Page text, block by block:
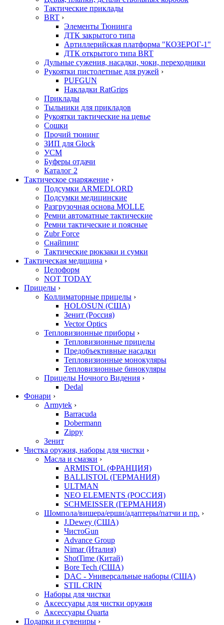
Тактические приклады
BRT ›
Элементы Тюнинга
ДТК закрытого типа
Артиллерийская платформа "КОЗЕРОГ-1"
ДТК открытого типа BRT
Дульные сужения, насадки, чоки, переходники
Рукоятки пистолетные для ружей ›
PUFGUN
Накладки RatGrips
Приклады
Тыльники для прикладов
Рукоятки тактические на цевье
Сошки
Прочий тюнинг
ЗИП для Glock
УСМ
Буферы отдачи
Каталог 2
Тактическое снаряжение ›
Подсумки ARMEDLORD
Подсумки медицинские
Разгрузочная основа MOLLE
Ремни автоматные тактические
Ремни тактические и поясные
Zubr Force
Снайпинг
Тактические рюкзаки и сумки
Тактическая медицина ›
Целоформ
NOT TODAY
Прицелы ›
Коллиматорные прицелы ›
HOLOSUN (США)
Зенит (Россия)
Vector Optics
Тепловизионные приборы ›
Тепловизионные прицелы
Предобъективные насадки
Тепловизионные монокуляры
Тепловизионные бинокуляры
Прицелы Ночного Видения ›
Dedal
Фонари ›
Armytek ›
Barracuda
Dobermann
Zippy
Зенит
Чистка оружия, наборы для чистки ›
Масла и смазки ›
ARMISTOL (ФРАНЦИЯ)
BALLISTOL (ГЕРМАНИЯ)
ULTMAN
NEO ELEMENTS (РОССИЯ)
SCHMEISSER (ГЕРМАНИЯ)
Шомпола/вишера/ерши/адаптеры/патчи и пр. ›
J.Dewey (США)
ЧистоGun
Advance Group
Nimar (Италия)
ShotTime (Китай)
Bore Tech (США)
DAC - Универсальные наборы (США)
STIL CRIN
Наборы для чистки
Аксессуары для чистки оружия
Аксессуары Quarta
Подарки и сувениры ›